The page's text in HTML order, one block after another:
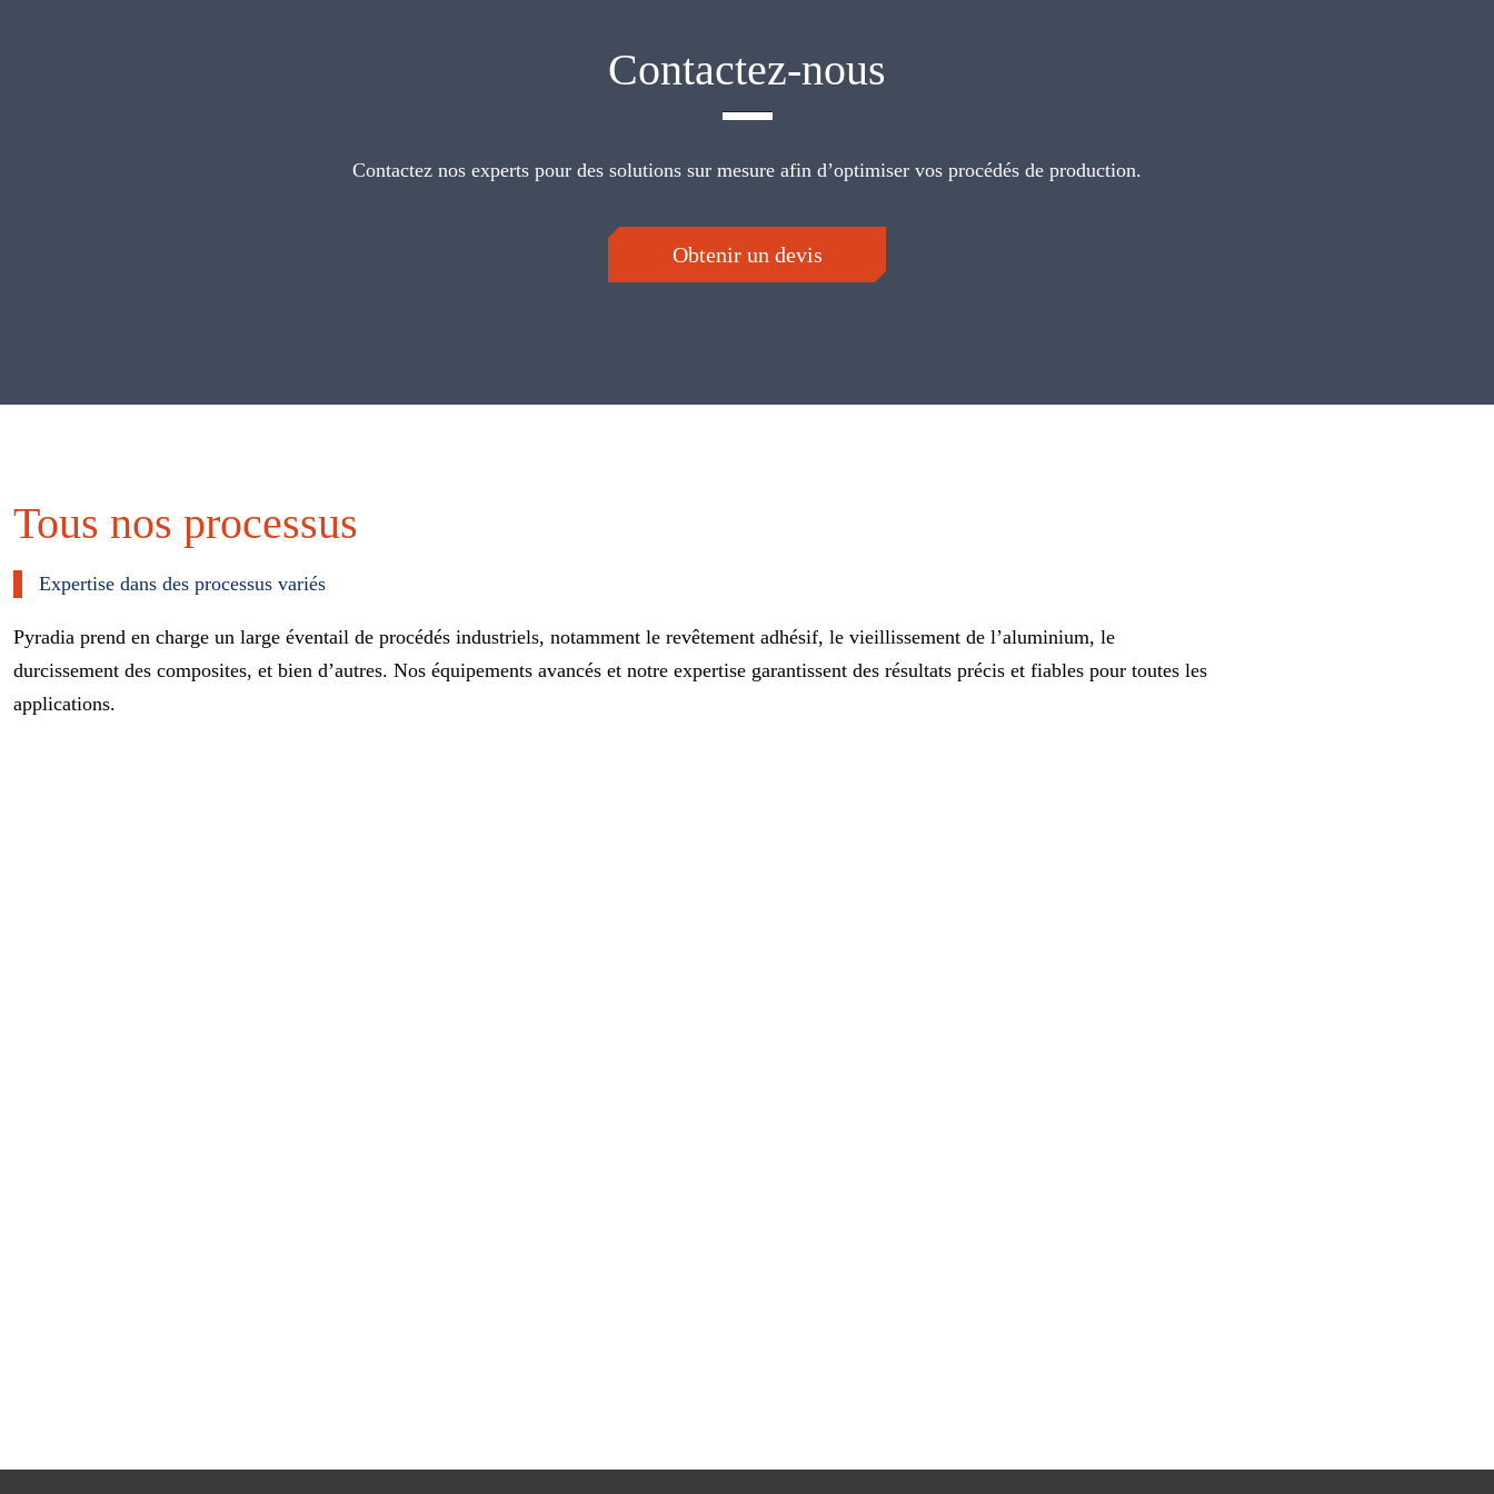
Contactez-nous
Contactez nos experts pour des solutions sur mesure afin d’optimiser vos procédés de production.
Obtenir un devis
Tous nos processus
Expertise dans des processus variés
Pyradia prend en charge un large éventail de procédés industriels, notamment le revêtement adhésif, le vieillissement de l’aluminium, le
durcissement des composites, et bien d’autres. Nos équipements avancés et notre expertise garantissent des résultats précis et fiables pour toutes les
applications.